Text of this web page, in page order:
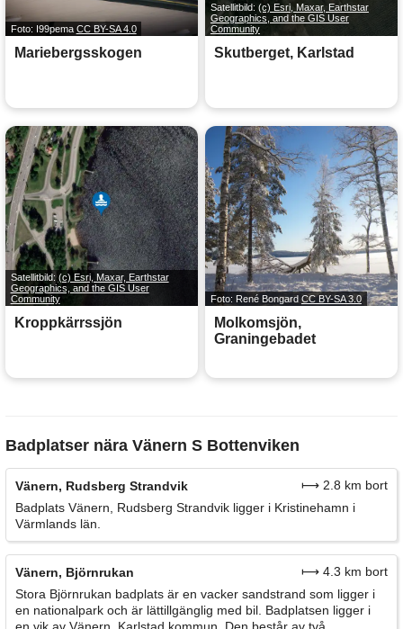
Foto: I99pema CC BY-SA 4.0
Mariebergsskogen
Satellitbild: (c) Esri, Maxar, Earthstar
Geographics, and the GIS User
Community
Skutberget, Karlstad
Satellitbild: (c) Esri, Maxar, Earthstar
Geographics, and the GIS User
Community
Kroppkärrssjön
Foto: René BongardCC BY-SA 3.0
Molkomsjön,
Graningebadet
Badplatser nära Vänern S Bottenviken
Vänern, Rudsberg Strandvik
⟼ 2.8 km bort
Badplats Vänern, Rudsberg Strandvik ligger i Kristinehamn i
Värmlands län.
Vänern, Björnrukan
⟼ 4.3 km bort
Stora Björnrukan badplats är en vacker sandstrand som ligger i
en nationalpark och är lättillgänglig med bil. Badplatsen ligger i